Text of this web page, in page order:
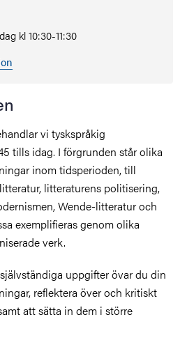
kl 10:30-11:30
vi tyskspråkig
tills idag. I förgrunden står olika
inom tidsperioden, till
litteraturens politisering,
Wende-litteratur och
exemplifieras genom olika
verk.
uppgifter övar du din
reflektera över och kritiskt
att sätta in dem i större